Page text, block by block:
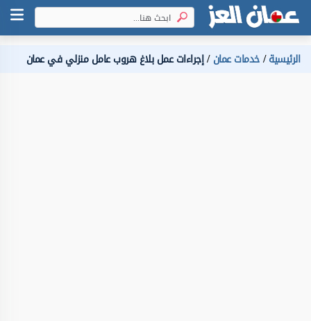
الرئيسية خدمات عمان إجراءات عمل بلاغ هروب عامل منزلي في عمان